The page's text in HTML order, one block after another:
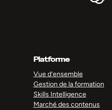
Platforme
Vue d’ensemble
Gestion de la formation
Skills Intelligence
Marché des contenus